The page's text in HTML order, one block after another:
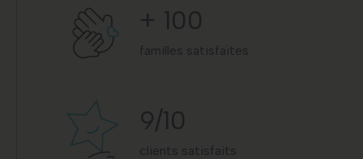
+ 100
familles satisfaites
9/10
clients satisfaits